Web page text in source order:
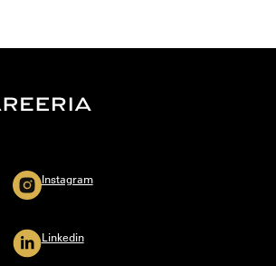
Instagram
Linkedin